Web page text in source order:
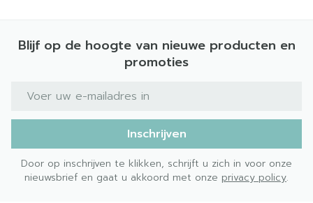
Blijf op de hoogte van nieuwe producten en
promoties
E-mail adres
Inschrijven
Door op inschrijven te klikken, schrijft u zich in voor onze
nieuwsbrief en gaat u akkoord met onze privacy policy.